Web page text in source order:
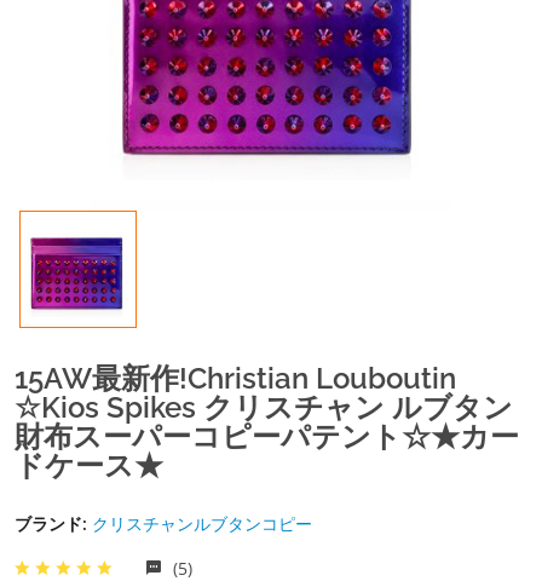
15AW最新作!Christian Louboutin
☆Kios Spikes クリスチャン ルブタン
財布スーパーコピーパテント☆★カー
ドケース★
ブランド: クリスチャンルブタンコピー
(5)